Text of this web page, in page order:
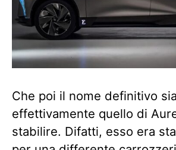
Che poi il nome definitivo sia
effettivamente quello di
stabilire. Difatti, esso era